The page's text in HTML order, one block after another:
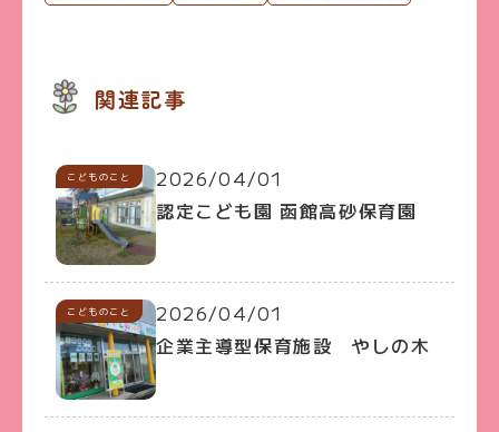
関連記事
こどものこと
2026/04/01
認定こども園 函館高砂保育園
こどものこと
2026/04/01
企業主導型保育施設 やしの木